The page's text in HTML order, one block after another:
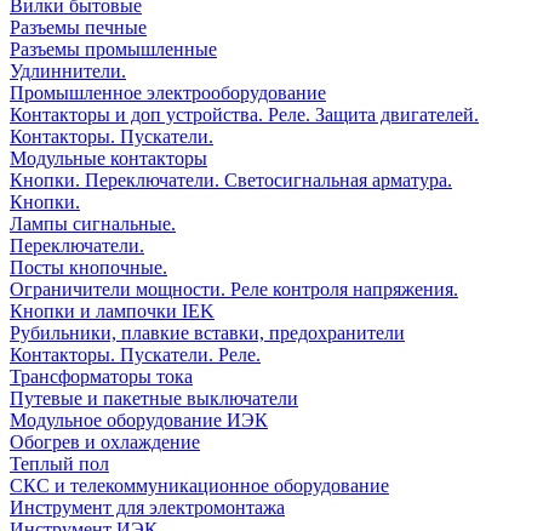
Вилки бытовые
Разъемы печные
Разъемы промышленные
Удлиннители.
Промышленное электрооборудование
Контакторы и доп устройства. Реле. Защита двигателей.
Контакторы. Пускатели.
Модульные контакторы
Кнопки. Переключатели. Светосигнальная арматура.
Кнопки.
Лампы сигнальные.
Переключатели.
Посты кнопочные.
Ограничители мощности. Реле контроля напряжения.
Кнопки и лампочки IEK
Рубильники, плавкие вставки, предохранители
Контакторы. Пускатели. Реле.
Трансформаторы тока
Путевые и пакетные выключатели
Модульное оборудование ИЭК
Обогрев и охлаждение
Теплый пол
СКС и телекоммуникационное оборудование
Инструмент для электромонтажа